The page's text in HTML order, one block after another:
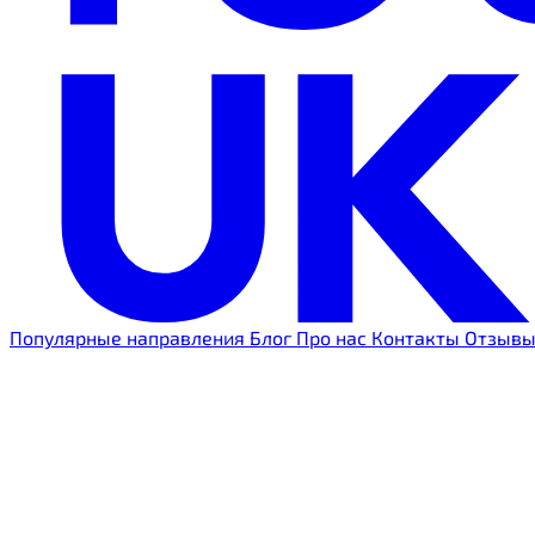
Популярные направления Блог Про нас Контакты Отзывы